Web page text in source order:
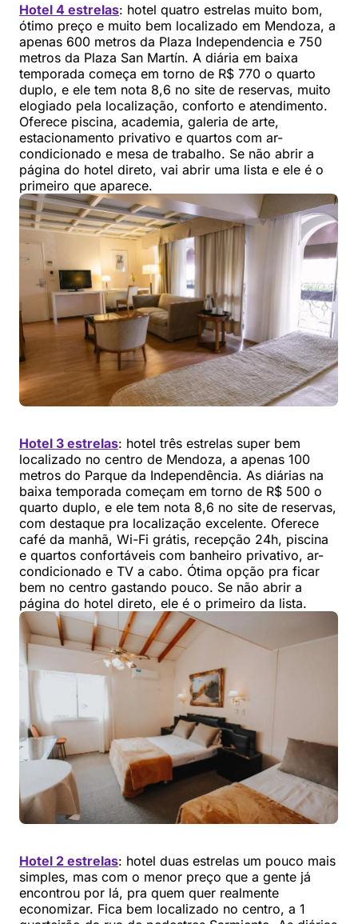
Hotel 4 estrelas: hotel quatro estrelas muito bom,
ótimo preço e muito bem localizado em Mendoza, a
apenas 600 metros da Plaza Independencia e 750
metros da Plaza San Martín. A diária em baixa
temporada começa em torno de R$ 770 o quarto
duplo, e ele tem nota 8,6 no site de reservas, muito
elogiado pela localização, conforto e atendimento.
Oferece piscina, academia, galeria de arte,
estacionamento privativo e quartos com ar-
condicionado e mesa de trabalho. Se não abrir a
página do hotel direto, vai abrir uma lista e ele é o
primeiro que aparece.
Hotel 3 estrelas: hotel três estrelas super bem
localizado no centro de Mendoza, a apenas 100
metros do Parque da Independência. As diárias na
baixa temporada começam em torno de R$ 500 o
quarto duplo, e ele tem nota 8,6 no site de reservas,
com destaque pra localização excelente. Oferece
café da manhã, Wi-Fi grátis, recepção 24h, piscina
e quartos confortáveis com banheiro privativo, ar-
condicionado e TV a cabo. Ótima opção pra ficar
bem no centro gastando pouco. Se não abrir a
página do hotel direto, ele é o primeiro da lista.
Hotel 2 estrelas: hotel duas estrelas um pouco mais
simples, mas com o menor preço que a gente já
encontrou por lá, pra quem quer realmente
economizar. Fica bem localizado no centro, a 1